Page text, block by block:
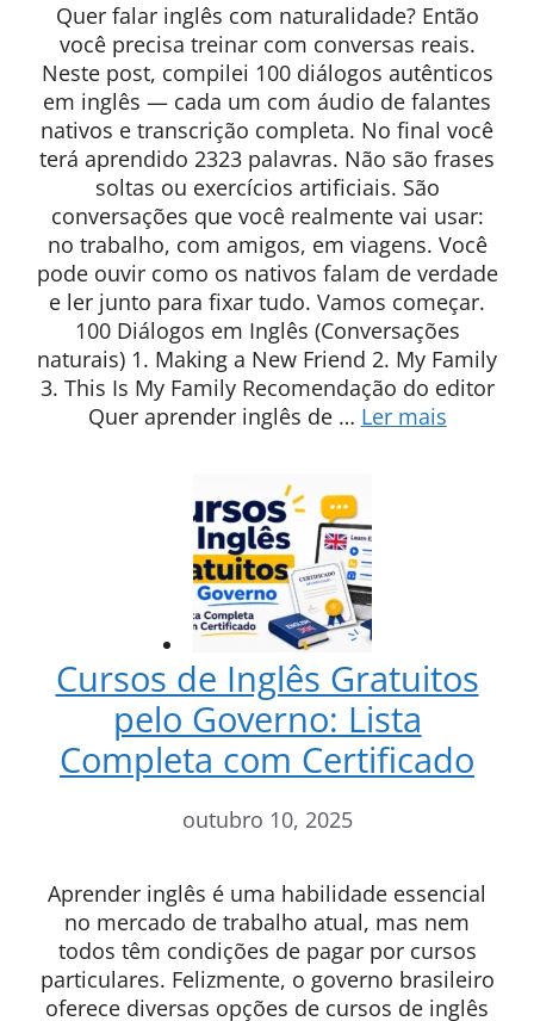
Quer falar inglês com naturalidade? Então
você precisa treinar com conversas reais.
Neste post, compilei 100 diálogos autênticos
em inglês — cada um com áudio de falantes
nativos e transcrição completa. No final você
terá aprendido 2323 palavras. Não são frases
soltas ou exercícios artificiais. São
conversações que você realmente vai usar:
no trabalho, com amigos, em viagens. Você
pode ouvir como os nativos falam de verdade
e ler junto para fixar tudo. Vamos começar.
100 Diálogos em Inglês (Conversações
naturais) 1. Making a New Friend 2. My Family
3. This Is My Family Recomendação do editor
Quer aprender inglês de … Ler mais
Cursos de Inglês Gratuitos
pelo Governo: Lista
Completa com Certificado
outubro 10, 2025
Aprender inglês é uma habilidade essencial
no mercado de trabalho atual, mas nem
todos têm condições de pagar por cursos
particulares. Felizmente, o governo brasileiro
oferece diversas opções de cursos de inglês